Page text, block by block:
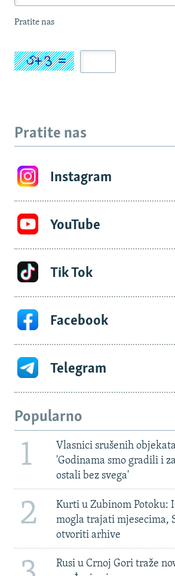
Pratite nas
Pratite nas
Instagram
YouTube
Tik Tok
Facebook
Telegram
Popularno
1
Vlasnici srušenih
'Godinama smo gradili i
ostali bez svega'
2
Kurti u Zubinom Potoku:
mogla trajati mjesecima,
otvoriti arhive
Rusi u Crnoj Gori traže